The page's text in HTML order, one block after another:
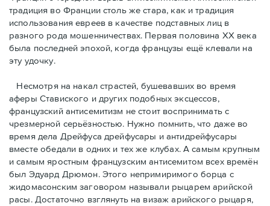
традиция во Франции столь же стара, как и традиция
использования евреев в качестве подставных лиц в
разного рода мошенничествах. Первая половина ХХ века
была последней эпохой, когда французы ещё клевали на
эту удочку.
Несмотря на накал страстей, бушевавших во время
аферы Ставиского и других подобных эксцессов,
французский антисемитизм не стоит воспринимать с
чрезмерной серьёзностью. Нужно помнить, что даже во
время дела Дрейфуса дрейфусары и антидрейфусары
вместе обедали в одних и тех же клубах. А самым крупным
и самым яростным французским антисемитом всех времён
был Эдуард Дрюмон. Этого непримиримого борца с
жидомасонским заговором называли рыцарем арийской
расы. Достаточно взглянуть на визаж арийского рыцаря,